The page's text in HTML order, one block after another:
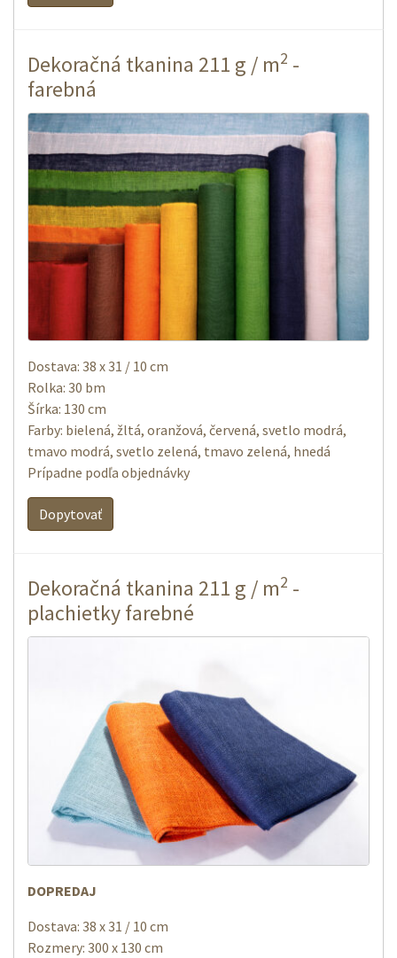
Dekoračná tkanina 211 g / m2 -
farebná
Dostava: 38 x 31 / 10 cm
Rolka: 30 bm
Šírka: 130 cm
Farby: bielená, žltá, oranžová, červená, svetlo modrá,
tmavo modrá, svetlo zelená, tmavo zelená, hnedá
Prípadne podľa objednávky
Dopytovať
Dekoračná tkanina 211 g / m2 -
plachietky farebné
DOPREDAJ
Dostava: 38 x 31 / 10 cm
Rozmery: 300 x 130 cm